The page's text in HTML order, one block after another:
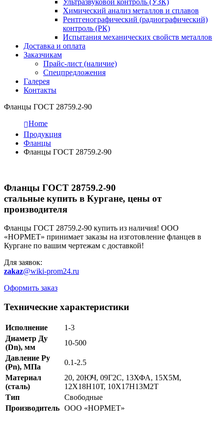
Химический анализ металлов и сплавов
Рентгенографический (радиографический)
контроль (РК)
Испытания механических свойств металлов
Доставка и оплата
Заказчикам
Прайс-лист (наличие)
Спецпредложения
Галерея
Контакты
Фланцы ГОСТ 28759.2-90
Home
Продукция
Фланцы
Фланцы ГОСТ 28759.2-90
Фланцы ГОСТ 28759.2-90
стальные купить в Кургане, цены от
производителя
Фланцы ГОСТ 28759.2-90 купить из наличия! ООО
«НОРМЕТ» принимает заказы на изготовление фланцев в
Кургане по вашим чертежам с доставкой!
Для заявок:
zakaz@wiki-prom24.ru
Оформить заказ
Технические характеристики
Исполнение
1-3
Диаметр Ду
(Dn), мм
10-500
Давление Ру
(Рn), МПа
0.1-2.5
Материал
(сталь)
20, 20ЮЧ, 09Г2С, 13ХФА, 15Х5М,
12Х18Н10Т, 10Х17Н13М2Т
Тип
Свободные
Производитель ООО «НОРМЕТ»